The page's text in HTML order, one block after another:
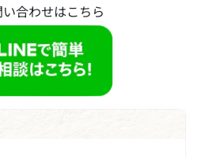
合わせはこちら